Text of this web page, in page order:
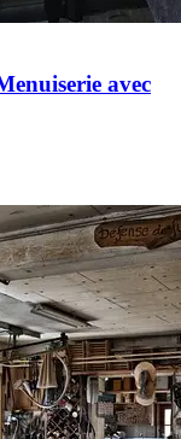
avec